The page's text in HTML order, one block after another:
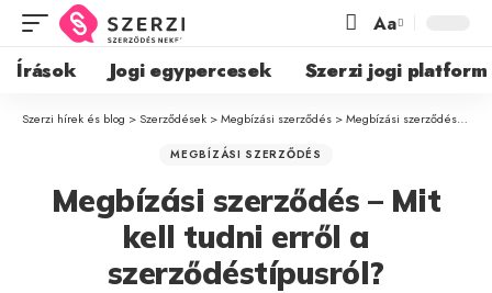
Aa
Írások Jogi egypercesek Szerzi jogi platform
Szerzi hírek és blog > Szerződések >Megbízási szerződés >Megbízási szerződés – Mit kell tudni erről a szerződéstípusról?
MEGBÍZÁSI SZERZŐDÉS
Megbízási szerződés – Mit
kell tudni erről a
szerződéstípusról?